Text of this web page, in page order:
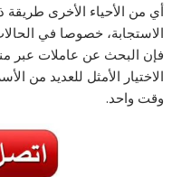
أي من الأحياء الأخرى
الاستجابة، خصوصا في
فإن البحث عن عاملات عبر
الاختيار الأمثل للعديد من
وقت واحد.